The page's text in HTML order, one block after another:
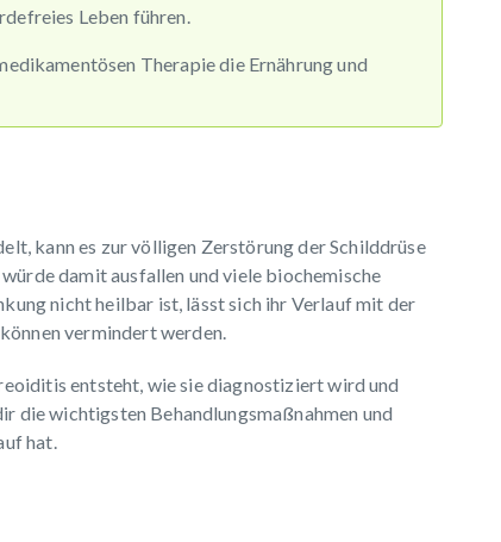
Leben führen.
Therapie die Ernährung und
kann es zur völligen Zerstörung der Schilddrüse
damit ausfallen und viele biochemische
nicht heilbar ist, lässt sich ihr Verlauf mit der
vermindert werden.
entsteht, wie sie diagnostiziert wird und
die wichtigsten Behandlungsmaßnahmen und
hat.